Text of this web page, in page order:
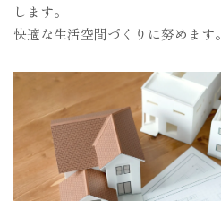
します。
快適な生活空間づくりに努めます。